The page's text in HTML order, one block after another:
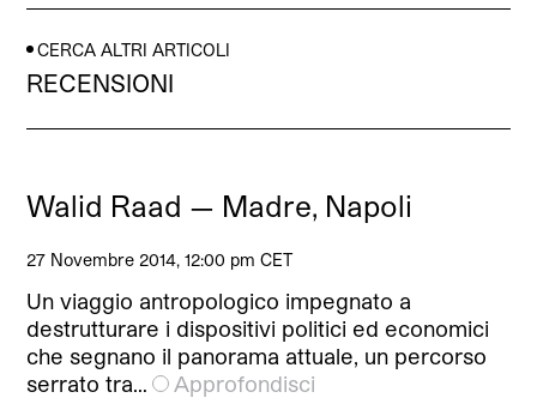
CERCA ALTRI ARTICOLI
RECENSIONI
Walid Raad — Madre, Napoli
27 Novembre 2014, 12:00 pm CET
Un viaggio antropologico impegnato a
destrutturare i dispositivi politici ed economici
che segnano il panorama attuale, un percorso
serrato tra…
Approfondisci